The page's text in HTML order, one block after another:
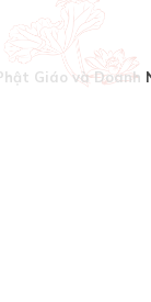
Giáo và Doanh